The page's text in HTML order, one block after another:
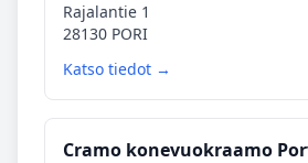
Rajalantie 1
28130 PORI
Katso tiedot →
Cramo konevuokraamo